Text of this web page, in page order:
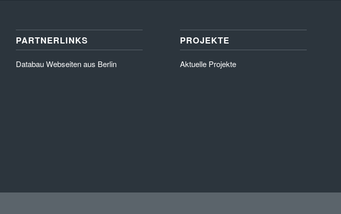
PARTNERLINKS
Databau Webseiten aus Berlin
PROJEKTE
Aktuelle Projekte